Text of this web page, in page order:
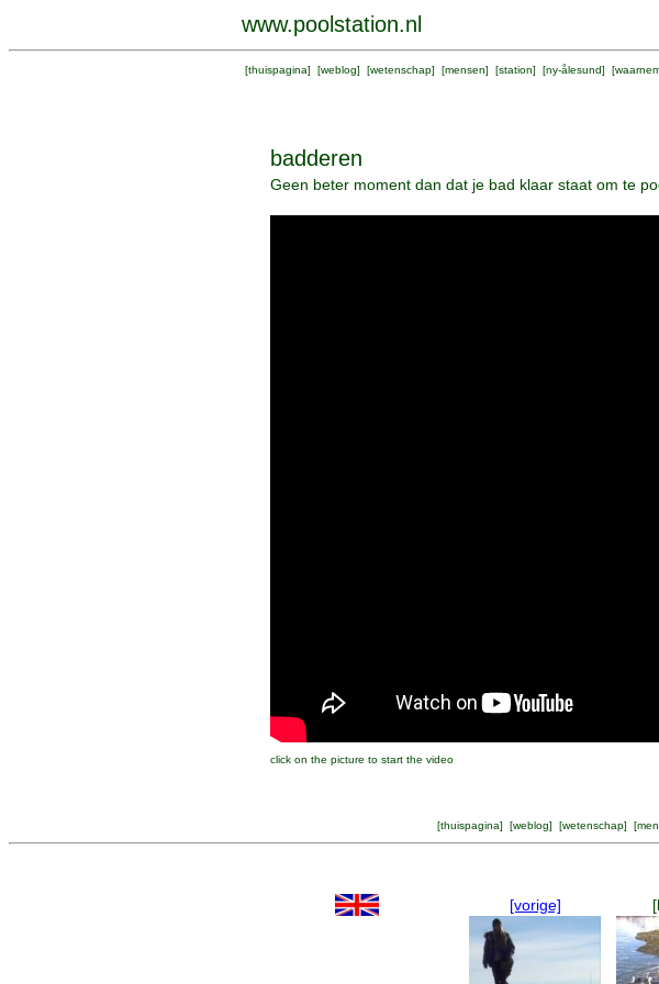
www.poolstation.nl
[thuispagina] [weblog] [wetenschap] [mensen] [station] [ny-ålesund] [
badderen
Geen beter moment dan dat je bad klaar staat om te
click on the picture to start the video
[thuispagina] [weblog] [wetenschap] [
[vorige]